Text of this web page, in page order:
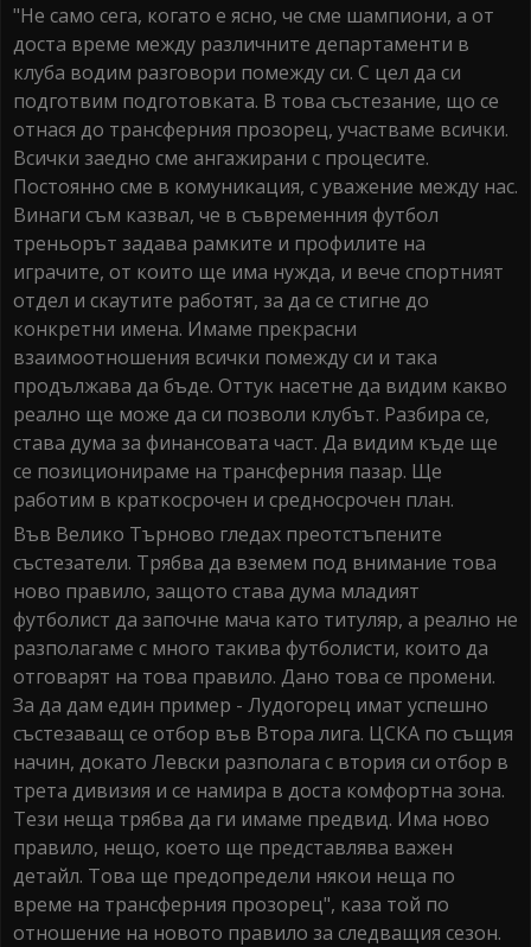
"Не само сега, когато е ясно, че сме шампиони, а от
доста време между различните департаменти в
клуба водим разговори помежду си. С цел да си
подготвим подготовката. В това състезание, що се
отнася до трансферния прозорец, участваме всички.
Всички заедно сме ангажирани с процесите.
Постоянно сме в комуникация, с уважение между нас.
Винаги съм казвал, че в съвременния футбол
треньорът задава рамките и профилите на
играчите, от които ще има нужда, и вече спортният
отдел и скаутите работят, за да се стигне до
конкретни имена. Имаме прекрасни
взаимоотношения всички помежду си и така
продължава да бъде. Оттук насетне да видим какво
реално ще може да си позволи клубът. Разбира се,
става дума за финансовата част. Да видим къде ще
се позиционираме на трансферния пазар. Ще
работим в краткосрочен и средносрочен план.
Във Велико Търново гледах преотстъпените
състезатели. Трябва да вземем под внимание това
ново правило, защото става дума младият
футболист да започне мача като титуляр, а реално не
разполагаме с много такива футболисти, които да
отговарят на това правило. Дано това се промени.
За да дам един пример - Лудогорец имат успешно
състезаващ се отбор във Втора лига. ЦСКА по същия
начин, докато Левски разполага с втория си отбор в
трета дивизия и се намира в доста комфортна зона.
Тези неща трябва да ги имаме предвид. Има ново
правило, нещо, което ще представлява важен
детайл. Това ще предопредели някои неща по
време на трансферния прозорец", каза той по
отношение на новото правило за следващия сезон.